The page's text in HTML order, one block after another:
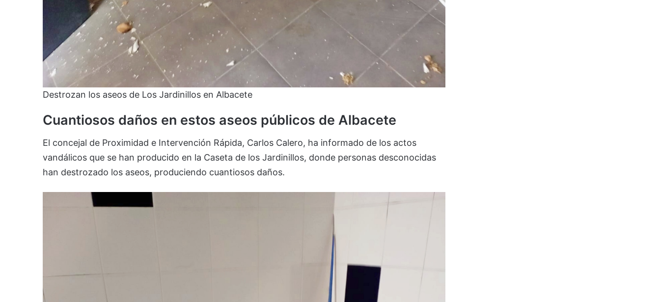
Destrozan los aseos de Los Jardinillos en Albacete
Cuantiosos daños en estos aseos públicos de Albacete
El concejal de Proximidad e Intervención Rápida, Carlos Calero, ha informado de los actos
vandálicos que se han producido en la Caseta de los Jardinillos, donde personas desconocidas
han destrozado los aseos, produciendo cuantiosos daños.